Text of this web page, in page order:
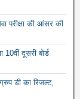
परीक्षा की आंसर की
दूसरी बोर्ड
डी का रिजल्ट,